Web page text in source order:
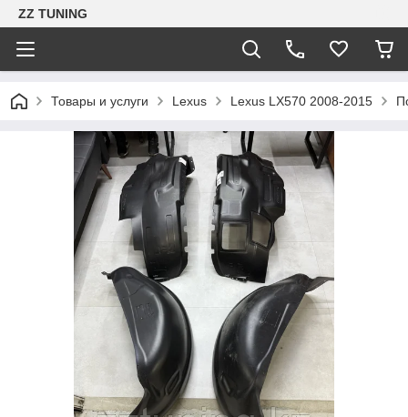
ZZ TUNING
Товары и услуги Lexus Lexus LX570 2008-2015